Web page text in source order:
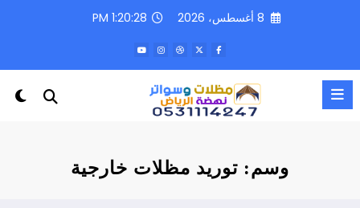
8 أغسطس، 2026 1:20:28 PM
وسم: توريد مظلات خارجية